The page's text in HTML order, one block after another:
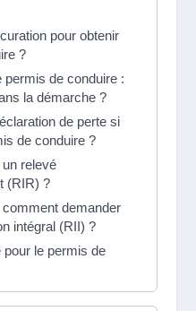
pour obtenir
?
permis de conduire :
la démarche ?
de perte si
de conduire ?
relevé
(RIR) ?
demander
intégral (RII) ?
pour le permis de